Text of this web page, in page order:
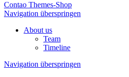
Contao Themes-Shop
Navigation überspringen
About us
Team
Timeline
Navigation überspringen